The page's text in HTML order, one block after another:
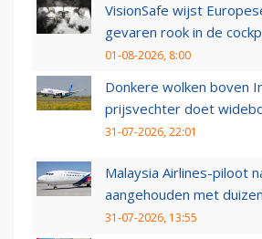
VisionSafe wijst
gevaren rook in de
01-08-2026, 8:00
Donkere wolken boven
prijsvechter doet
31-07-2026, 22:01
Malaysia Airlines-piloot
aangehouden met
31-07-2026, 13:55